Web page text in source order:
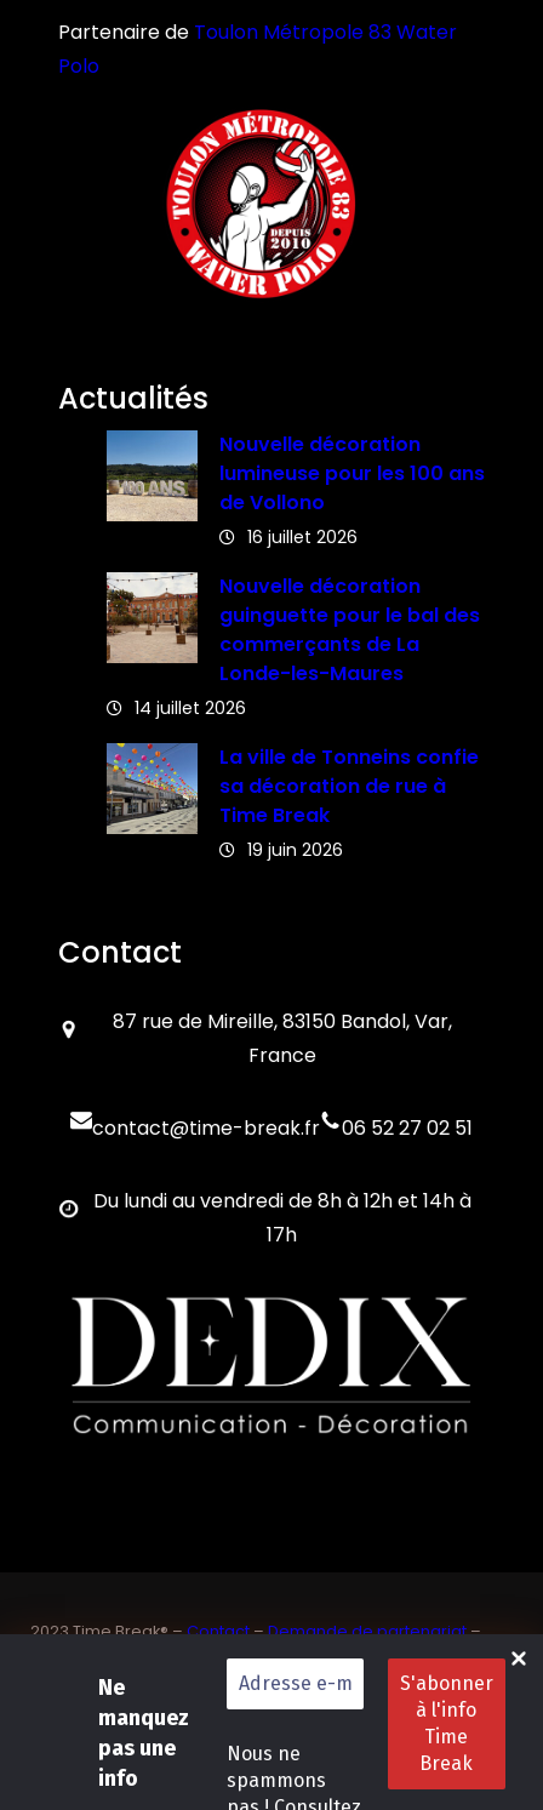
Ne
manquez
pas une
info
Nous ne
spammons
Partenaire de Toulon Métropole 83 Water
Polo
Actualités
Nouvelle décoration
lumineuse pour les 100 ans
de Vollono
16 juillet 2026
Nouvelle décoration
guinguette pour le bal des
commerçants de La
Londe-les-Maures
14 juillet 2026
La ville de Tonneins confie
sa décoration de rue à
Time Break
19 juin 2026
Contact
87 rue de Mireille, 83150 Bandol, Var,
France
contact@time-break.fr 06 52 27 02 51
Du lundi au vendredi de 8h à 12h et 14h à
17h
2023 Time Break® –Contact–Demande de partenariat–
Sponsoriser un joueur de padel français
SASU Dedix Communication – 87 rue de Mireille – 83 150
Bandol – Var
Conditions
générales de location